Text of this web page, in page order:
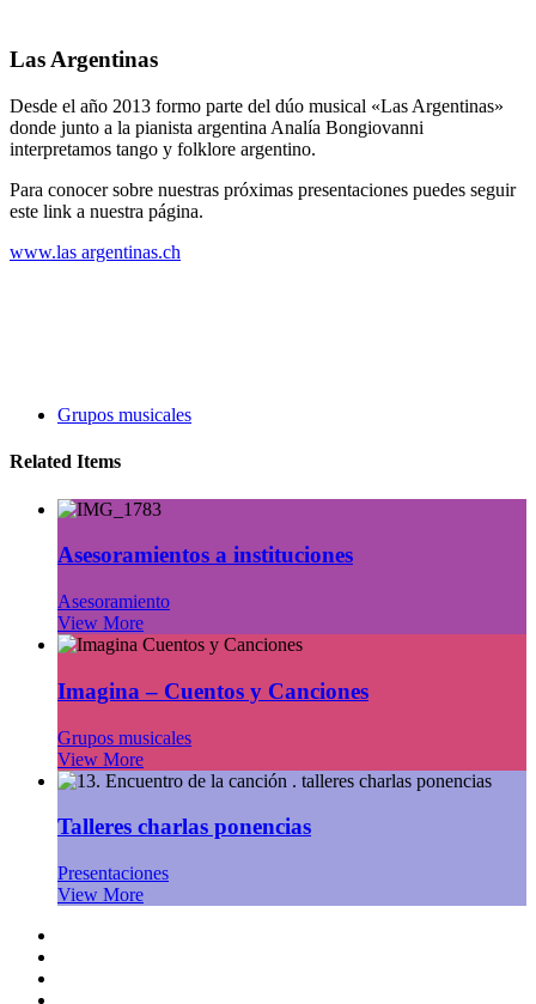
Las Argentinas
Desde el año 2013 formo parte del dúo musical «Las Argentinas»
donde junto a la pianista argentina Analía Bongiovanni
interpretamos tango y folklore argentino.
Para conocer sobre nuestras próximas presentaciones puedes seguir
este link a nuestra página.
www.las argentinas.ch
Grupos musicales
Related Items
Asesoramientos a instituciones
Asesoramiento
View More
Imagina – Cuentos y Canciones
Grupos musicales
View More
Talleres charlas ponencias
Presentaciones
View More